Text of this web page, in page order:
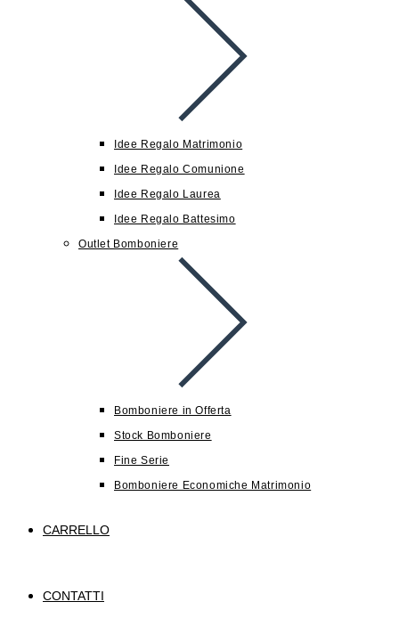
Idee Regalo Matrimonio
Idee Regalo Comunione
Idee Regalo Laurea
Idee Regalo Battesimo
Outlet Bomboniere
Bomboniere in Offerta
Stock Bomboniere
Fine Serie
Bomboniere Economiche Matrimonio
CARRELLO
CONTATTI